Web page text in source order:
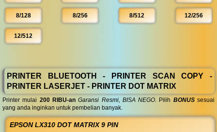
8/128 8/256 8/512 12/256
12/512
PRINTER BLUETOOTH - PRINTER SCAN COPY -
PRINTER LASERJET - PRINTER DOT MATRIX
Printer mulai 200 RIBU-an Garansi Resmi, BISA NEGO. Pilih BONUSsesuai
yang anda inginkan untuk pembelian banyak.
EPSON LX310 DOT MATRIX 9 PIN